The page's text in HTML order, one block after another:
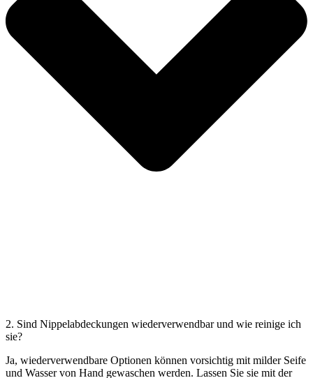
2. Sind Nippelabdeckungen wiederverwendbar und wie reinige ich
sie?
Ja, wiederverwendbare Optionen können vorsichtig mit milder Seife
und Wasser von Hand gewaschen werden. Lassen Sie sie mit der